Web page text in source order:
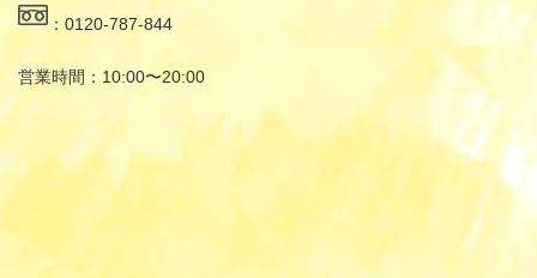
：0120-787-844
営業時間：10:00〜20:00